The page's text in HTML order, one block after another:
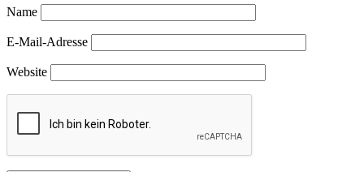
Name
E-Mail-Adresse
Website